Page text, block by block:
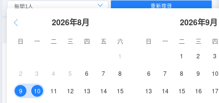
2026年8月
日 一 二 三 四 五
六
1
2 3 4 5 6 7 8
9 10 11 12 13 14 15
2026年9月
日 一 二 三
四
1
2 3
6 7 8 9 10
13 14 15 16 17
重新搜尋
空調